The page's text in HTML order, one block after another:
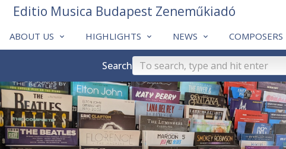
ABOUT US HIGHLIGHTS NEWS COMPOSERS
Editio Musica Budapest Zeneműkiadó
Search